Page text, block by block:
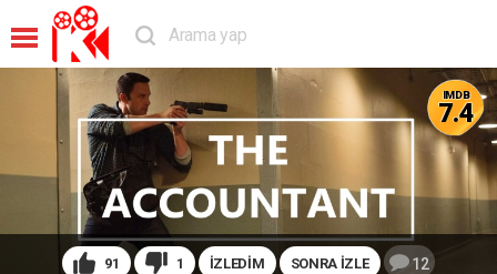
91 1 İZLEDİM SONRA İZLE 12
IMDB
7.4